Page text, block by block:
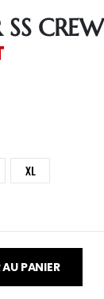
CREW
XL
PANIER